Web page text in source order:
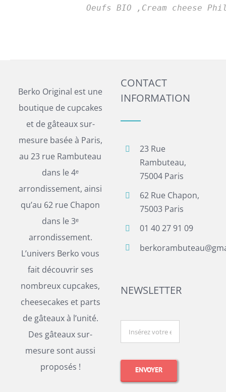
Berko Original est une
boutique de cupcakes
et de gâteaux sur-
mesure basée à Paris,
au 23 rue Rambuteau
dans le 4ᵉ
arrondissement, ainsi
qu’au 62 rue Chapon
dans le 3ᵉ
arrondissement.
L’univers Berko vous
fait découvrir ses
nombreux cupcakes,
cheesecakes et parts
de gâteaux à l’unité.
Des gâteaux sur-
mesure sont aussi
proposés !
CONTACT
INFORMATION
23 Rue
Rambuteau,
75004 Paris
62 Rue Chapon,
75003 Paris
01 40 27 91 09
NEWSLETTER